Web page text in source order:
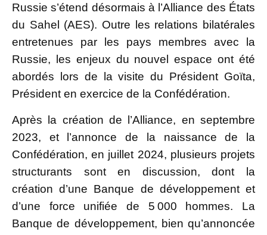
Russie s’étend désormais à l’Alliance des États
du Sahel (AES). Outre les relations bilatérales
entretenues par les pays membres avec la
Russie, les enjeux du nouvel espace ont été
abordés lors de la visite du Président Goïta,
Président en exercice de la Confédération.
Après la création de l’Alliance, en septembre
2023, et l’annonce de la naissance de la
Confédération, en juillet 2024, plusieurs projets
structurants sont en discussion, dont la
création d’une Banque de développement et
d’une force unifiée de 5 000 hommes. La
Banque de développement, bien qu’annoncée